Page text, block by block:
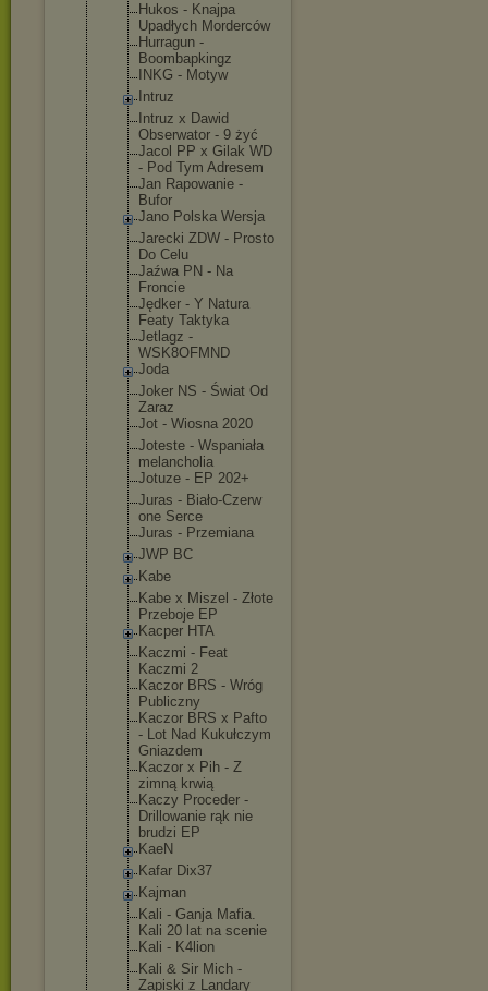
Hukos - Knajpa
Upadłych Morderców
Hurragun -
Boombapkingz
INKG - Motyw
Intruz
Intruz x Dawid
Obserwator - 9 żyć
Jacol PP x Gilak WD
- Pod Tym Adresem
Jan Rapowanie -
Bufor
Jano Polska Wersja
Jarecki ZDW - Prosto
Do Celu
Jaźwa PN - Na
Froncie
Jędker - Y Natura
Featy Taktyka
Jetlagz -
WSK8OFMND
Joda
Joker NS - Świat Od
Zaraz
Jot - Wiosna 2020
Joteste - Wspaniała
melancholia
Jotuze - EP 202+
Juras - Biało-Czerw
one Serce
Juras - Przemiana
JWP BC
Kabe
Kabe x Miszel - Złote
Przeboje EP
Kacper HTA
Kaczmi - Feat
Kaczmi 2
Kaczor BRS - Wróg
Publiczny
Kaczor BRS x Pafto
- Lot Nad Kukułczym
Gniazdem
Kaczor x Pih - Z
zimną krwią
Kaczy Proceder -
Drillowanie rąk nie
brudzi EP
KaeN
Kafar Dix37
Kajman
Kali - Ganja Mafia.
Kali 20 lat na scenie
Kali - K4lion
Kali & Sir Mich -
Zapiski z Landary